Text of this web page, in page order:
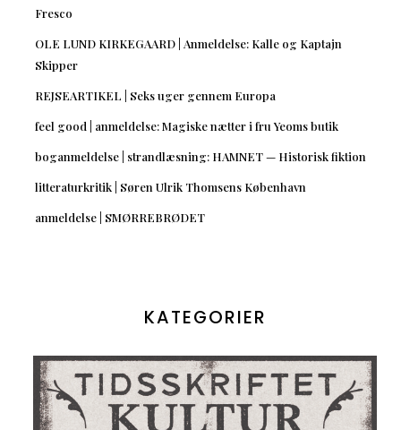
Fresco
OLE LUND KIRKEGAARD | Anmeldelse: Kalle og Kaptajn
Skipper
REJSEARTIKEL | Seks uger gennem Europa
feel good | anmeldelse: Magiske nætter i fru Yeoms butik
boganmeldelse | strandlæsning: HAMNET — Historisk fiktion
litteraturkritik | Søren Ulrik Thomsens København
anmeldelse | SMØRREBRØDET
KATEGORIER